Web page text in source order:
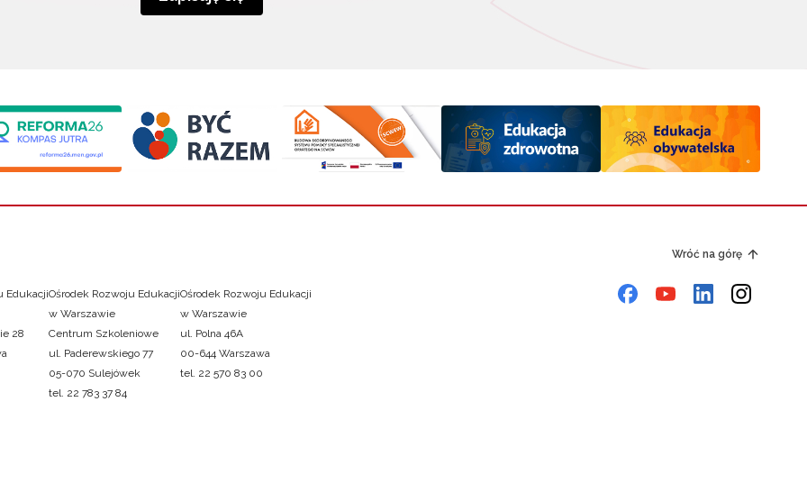
Wróć na górę
Edukacji
28
Ośrodek Rozwoju Edukacji
w Warszawie
Centrum Szkoleniowe
ul. Paderewskiego 77
05-070 Sulejówek
tel. 22 783 37 84
Ośrodek Rozwoju Edukacji
w Warszawie
ul. Polna 46A
00-644 Warszawa
tel. 22 570 83 00